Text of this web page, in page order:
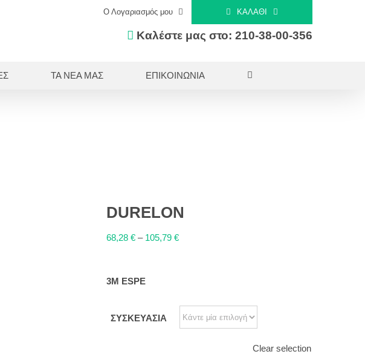
Ο Λογαριασμός μου ΚΑΛΆΘΙ
Καλέστε μας στο: 210-38-00-356
ΤΑ ΝΕΑ ΜΑΣ ΕΠΙΚΟΙΝΩΝΙΑ
DURELON
68,28€ – 105,79€
3M ESPE
ΣΥΣΚΕΥΑΣΙΑ
Clear selection